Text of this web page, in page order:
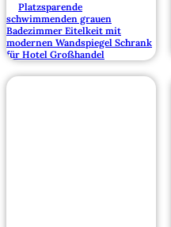
Platzsparende
schwimmenden grauen
Badezimmer Eitelkeit mit
modernen Wandspiegel Schrank
für Hotel Großhandel